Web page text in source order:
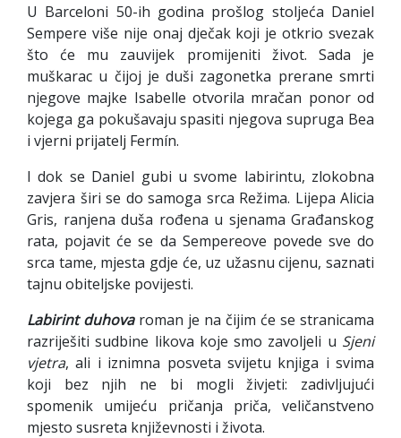
U Barceloni 50-ih godina prošlog stoljeća Daniel
Sempere više nije onaj dječak koji je otkrio svezak
što će mu zauvijek promijeniti život. Sada je
muškarac u čijoj je duši zagonetka prerane smrti
njegove majke Isabelle otvorila mračan ponor od
kojega ga pokušavaju spasiti njegova supruga Bea
i vjerni prijatelj Fermín.
I dok se Daniel gubi u svome labirintu, zlokobna
zavjera širi se do samoga srca Režima. Lijepa Alicia
Gris, ranjena duša rođena u sjenama Građanskog
rata, pojavit će se da Sempereove povede sve do
srca tame, mjesta gdje će, uz užasnu cijenu, saznati
tajnu obiteljske povijesti.
Labirint duhovaroman je na čijim će se stranicama
razriješiti sudbine likova koje smo zavoljeli u Sjeni
vjetra, ali i iznimna posveta svijetu knjiga i svima
koji bez njih ne bi mogli živjeti: zadivljujući
spomenik umijeću pričanja priča, veličanstveno
mjesto susreta književnosti i života.